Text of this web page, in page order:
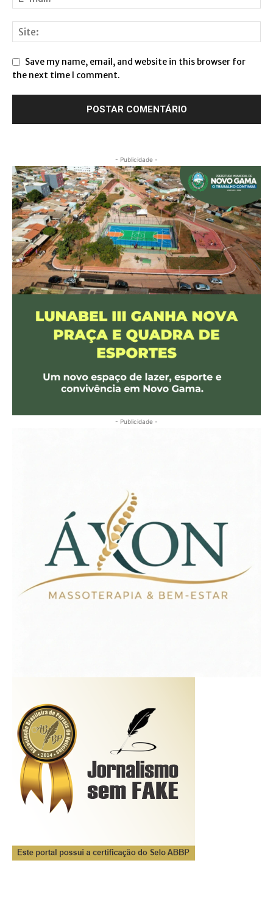
Save my name, email, and website in this browser for
the next time I comment.
- Publicidade -
- Publicidade -